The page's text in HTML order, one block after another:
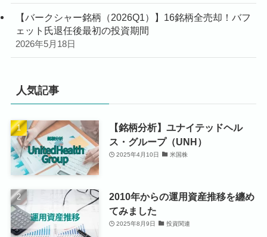
【バークシャー銘柄（2026Q1）】16銘柄全売却！バフ
ェット氏退任後最初の投資期間
2026年5月18日
人気記事
【銘柄分析】ユナイテッドヘル
ス・グループ（UNH）
2025年4月10日 米国株
2010年からの運用資産推移を纏め
てみました
2025年8月9日 投資関連